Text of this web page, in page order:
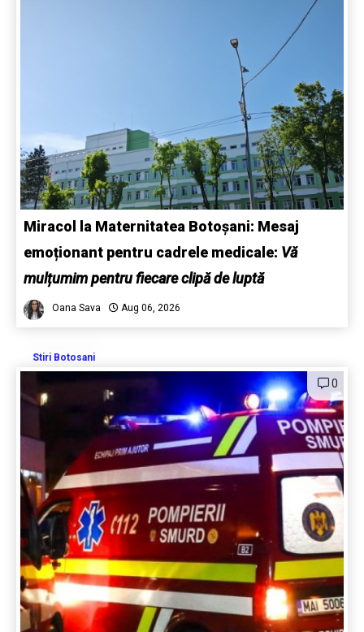
Miracol la Maternitatea Botoșani: Mesaj
emoționant pentru cadrele medicale: Vă
mulțumim pentru fiecare clipă de luptă
Oana Sava Aug 06, 2026
Stiri Botosani
0